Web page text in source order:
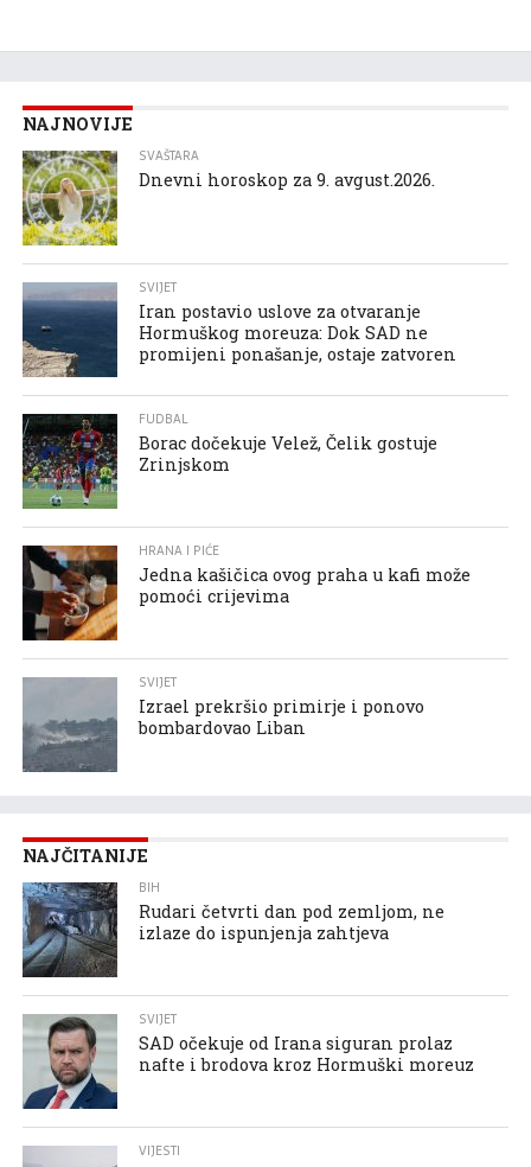
NAJNOVIJE
SVAŠTARA
Dnevni horoskop za 9. avgust.2026.
SVIJET
Iran postavio uslove za otvaranje
Hormuškog moreuza: Dok SAD ne
promijeni ponašanje, ostaje zatvoren
FUDBAL
Borac dočekuje Velež, Čelik gostuje
Zrinjskom
HRANA I PIĆE
Jedna kašičica ovog praha u kafi može
pomoći crijevima
SVIJET
Izrael prekršio primirje i ponovo
bombardovao Liban
NAJČITANIJE
BIH
Rudari četvrti dan pod zemljom, ne
izlaze do ispunjenja zahtjeva
SVIJET
SAD očekuje od Irana siguran prolaz
nafte i brodova kroz Hormuški moreuz
VIJESTI